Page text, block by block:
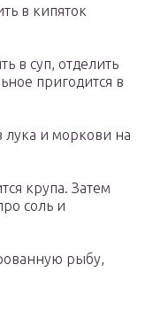
в кипяток
в суп, отделить
пригодится в
лука и моркови на
крупа. Затем
соль и
рыбу,